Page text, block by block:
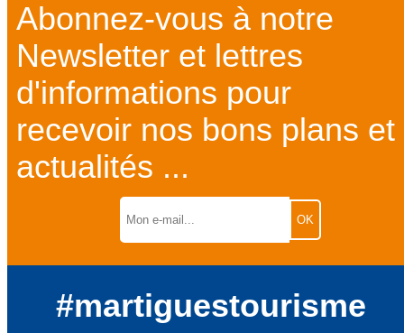
Abonnez-vous à notre
Newsletter et lettres
d'informations pour
recevoir nos bons plans et
actualités ...
#martiguestourisme